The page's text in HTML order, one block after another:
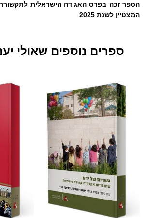
הספר זכה בפרס האגודה הישראלית
המצטיין לשנת 2025
ספרים נוספים שאולי